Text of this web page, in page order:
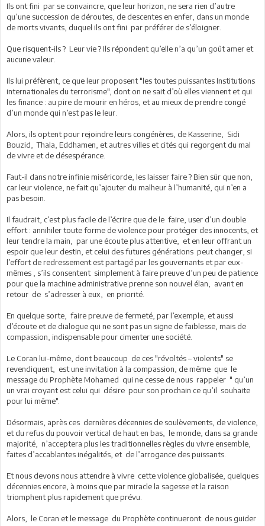
Ils ont fini par se convaincre, que leur horizon, ne sera rien d’autre
qu’une succession de déroutes, de descentes en enfer, dans un monde
de morts vivants, duquel ils ont fini par préférer de s’éloigner.
Que risquent-ils ? Leur vie ? Ils répondent qu’elle n’a qu’un goût amer et
aucune valeur.
Ils lui préfèrent, ce que leur proposent "les toutes puissantes Institutions
internationales du terrorisme", dont on ne sait d’où elles viennent et qui
les finance : au pire de mourir en héros, et au mieux de prendre congé
d’un monde qui n’est pas le leur.
Alors, ils optent pour rejoindre leurs congénères, de Kasserine, Sidi
Bouzid, Thala, Eddhamen, et autres villes et cités qui regorgent du mal
de vivre et de désespérance.
Faut-il dans notre infinie miséricorde, les laisser faire ? Bien sûr que non,
car leur violence, ne fait qu’ajouter du malheur à l’humanité, qui n’en a
pas besoin.
Il faudrait, c’est plus facile de l’écrire que de le faire, user d’un double
effort : annihiler toute forme de violence pour protéger des innocents, et
leur tendre la main, par une écoute plus attentive, et en leur offrant un
espoir que leur destin, et celui des futures générations peut changer, si
l’effort de redressement est partagé par les gouvernants et par eux-
mêmes , s’ils consentent simplement à faire preuve d’un peu de patience
pour que la machine administrative prenne son nouvel élan, avant en
retour de s’adresser à eux, en priorité.
En quelque sorte, faire preuve de fermeté, par l’exemple, et aussi
d’écoute et de dialogue qui ne sont pas un signe de faiblesse, mais de
compassion, indispensable pour cimenter une société.
Le Coran lui-même, dont beaucoup de ces "révoltés – violents" se
revendiquent, est une invitation à la compassion, de même que le
message du Prophète Mohamed qui ne cesse de nous rappeler " qu’un
un vrai croyant est celui qui désire pour son prochain ce qu’il souhaite
pour lui même".
Désormais, après ces dernières décennies de soulèvements, de violence,
et du refus du pouvoir vertical de haut en bas, le monde, dans sa grande
majorité, n’acceptera plus les traditionnelles règles du vivre ensemble,
faites d’accablantes inégalités, et de l’arrogance des puissants.
Et nous devons nous attendre à vivre cette violence globalisée, quelques
décennies encore, à moins que par miracle la sagesse et la raison
triomphent plus rapidement que prévu.
Alors, le Coran et le message du Prophète continueront de nous guider